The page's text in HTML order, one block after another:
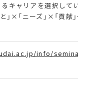
キャリアを選択していき
×「ニーズ」×「貢献」～
info/